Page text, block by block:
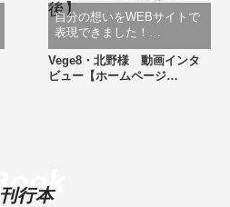
自分の想いをWEBサイトで
表現できました！…
Vege8・北野様 動画インタ
ビュー【ホームページ…
刊行本
Book